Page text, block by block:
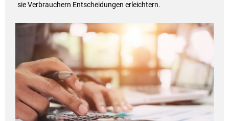
sie Verbrauchern Entscheidungen erleichtern.